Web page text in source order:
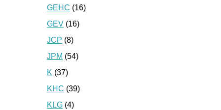
GEHC (16)
GEV (16)
JCP (8)
JPM (54)
K (37)
KHC (39)
KLG (4)